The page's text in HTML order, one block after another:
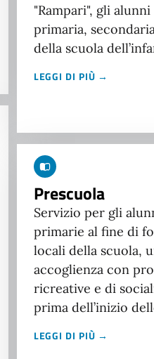
"Rampari", gli
primaria,
della scuola
LEGGI DI PIÙ →
Prescuola
Servizio per gli
primarie al fine di
locali della scuola,
accoglienza con
ricreative e di
prima dell’inizio
LEGGI DI PIÙ →